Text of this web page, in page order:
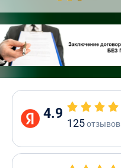
4.9
125отзывов